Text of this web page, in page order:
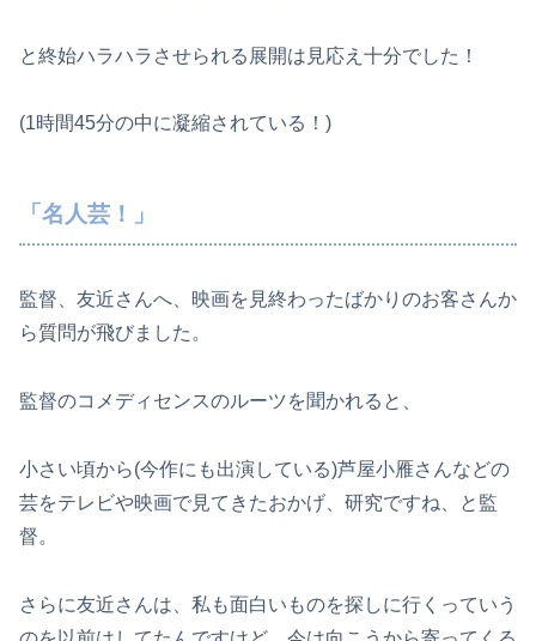
と終始ハラハラさせられる展開は見応え十分でした！
(1時間45分の中に凝縮されている！)
「名人芸！」
監督、友近さんへ、映画を見終わったばかりのお客さんか
ら質問が飛びました。
監督のコメディセンスのルーツを聞かれると、
小さい頃から(今作にも出演している)芦屋小雁さんなどの
芸をテレビや映画で見てきたおかげ、研究ですね、と監
督。
さらに友近さんは、私も面白いものを探しに行くっていう